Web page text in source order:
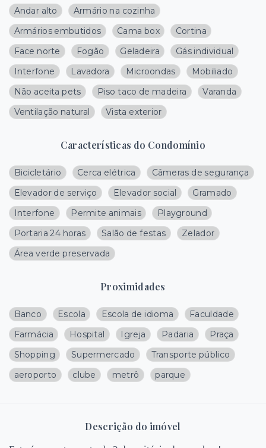
Andar alto
Armário na cozinha
Armários embutidos
Cama box
Cortina
Face norte
Fogão Geladeira
Gás individual
Interfone
Lavadora Microondas
Mobiliado
Não aceita pets
Piso taco de madeira
Varanda
Ventilação natural
Vista exterior
Características do Condomínio
Bicicletário Cerca elétrica
Câmeras de segurança
Elevador de serviço
Elevador social
Gramado
Interfone
Permite animais
Playground
Portaria 24 horas
Salão de festas
Zelador
Área verde preservada
Proximidades
Banco Escola Escola de idioma
Faculdade
Farmácia
Hospital Igreja Padaria
Praça
Shopping
Supermercado
Transporte público
aeroporto
clube metrô parque
Descrição do imóvel